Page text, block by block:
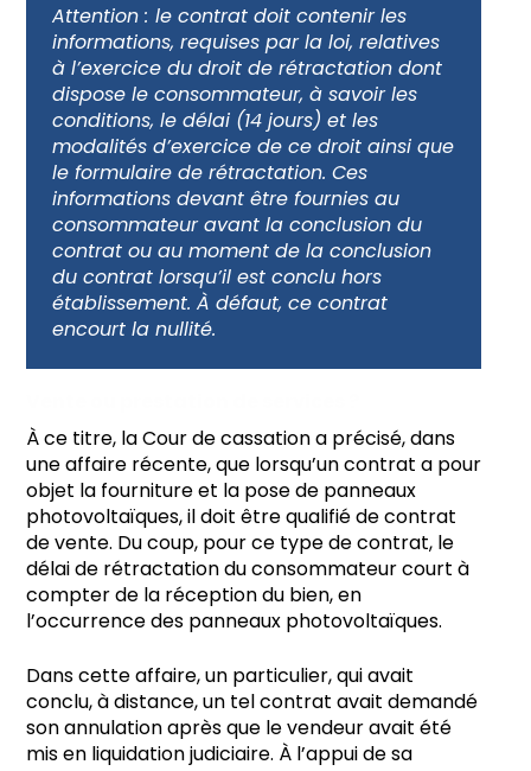
Attention : le contrat doit contenir les
informations, requises par la loi, relatives
à l’exercice du droit de rétractation dont
dispose le consommateur, à savoir les
conditions, le délai (14 jours) et les
modalités d’exercice de ce droit ainsi que
le formulaire de rétractation. Ces
informations devant être fournies au
consommateur avant la conclusion du
contrat ou au moment de la conclusion
du contrat lorsqu’il est conclu hors
établissement. À défaut, ce contrat
encourt la nullité.
À ce titre, la Cour de cassation a précisé, dans
une affaire récente, que lorsqu’un contrat a pour
objet la fourniture et la pose de panneaux
photovoltaïques, il doit être qualifié de contrat
de vente. Du coup, pour ce type de contrat, le
délai de rétractation du consommateur court à
compter de la réception du bien, en
l’occurrence des panneaux photovoltaïques.
Dans cette affaire, un particulier, qui avait
conclu, à distance, un tel contrat avait demandé
son annulation après que le vendeur avait été
mis en liquidation judiciaire. À l’appui de sa